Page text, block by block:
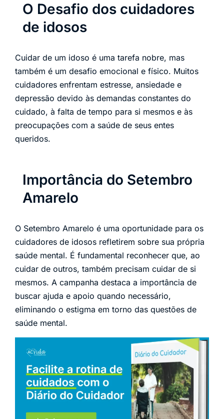
O Desafio dos cuidadores
de idosos
Cuidar de um idoso é uma tarefa nobre, mas
também é um desafio emocional e físico. Muitos
cuidadores enfrentam estresse, ansiedade e
depressão devido às demandas constantes do
cuidado, à falta de tempo para si mesmos e às
preocupações com a saúde de seus entes
queridos.
Importância do Setembro
Amarelo
O Setembro Amarelo é uma oportunidade para os
cuidadores de idosos refletirem sobre sua própria
saúde mental. É fundamental reconhecer que, ao
cuidar de outros, também precisam cuidar de si
mesmos. A campanha destaca a importância de
buscar ajuda e apoio quando necessário,
eliminando o estigma em torno das questões de
saúde mental.